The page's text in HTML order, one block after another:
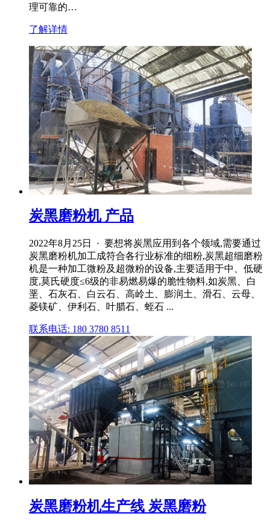
理可靠的…
了解详情
炭黑磨粉机 产品
2022年8月25日 · 要想将炭黑应用到各个领域,需要通过
炭黑磨粉机加工成符合各行业标准的细粉,炭黑超细磨粉
机是一种加工微粉及超微粉的设备,主要适用于中、低硬
度,莫氏硬度≤6级的非易燃易爆的脆性物料,如炭黑、白
垩、石灰石、白云石、高岭土、膨润土、滑石、云母、
菱镁矿、伊利石、叶腊石、蛭石 ...
联系电话: 180 3780 8511
炭黑磨粉机生产线 炭黑磨粉